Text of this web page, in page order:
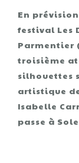
En
festival Les
Parmentier
troisième
silhouettes
artistique
Isabelle
passe à